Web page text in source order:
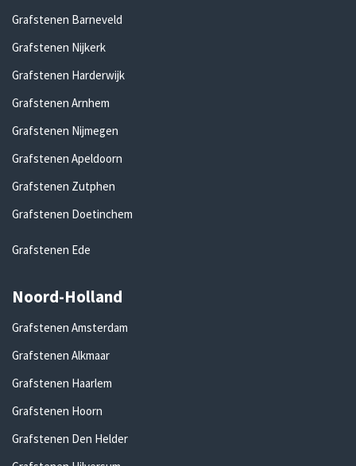
Grafstenen Barneveld
Grafstenen Nijkerk
Grafstenen Harderwijk
Grafstenen Arnhem
Grafstenen Nijmegen
Grafstenen Apeldoorn
Grafstenen Zutphen
Grafstenen Doetinchem
Grafstenen Ede
Noord-Holland
Grafstenen Amsterdam
Grafstenen Alkmaar
Grafstenen Haarlem
Grafstenen Hoorn
Grafstenen Den Helder